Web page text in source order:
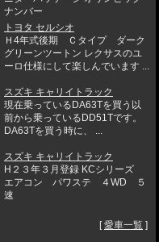
ナンバー
トヨタ セルシオ
Ｈ4年式後期 Ｃタイプ ダーク
グリーンツートン レクサスのユ
ーロ仕様にして楽しんでいます ...
スズキ キャリイトラック
現在乗っているDA63Tを買う以
前から乗っているDD51Tです。
DA63Tを買う時に、 ...
スズキ キャリイトラック
H２３年３月登録 KCシリーズ
エアコン パワステ ４WD ５
速
[愛車一覧 ]